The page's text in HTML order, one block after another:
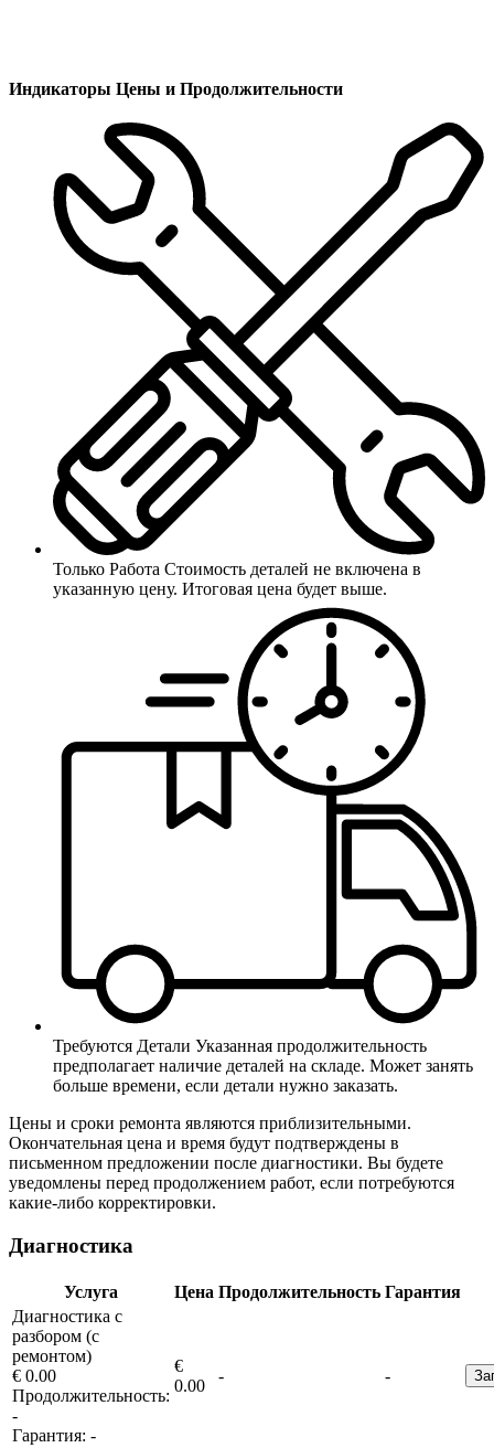
Индикаторы Цены и Продолжительности
Только Работа Стоимость деталей не включена в
указанную цену. Итоговая цена будет выше.
Требуются Детали Указанная продолжительность
предполагает наличие деталей на складе. Может занять
больше времени, если детали нужно заказать.
Цены и сроки ремонта являются приблизительными.
Окончательная цена и время будут подтверждены в
письменном предложении после диагностики. Вы будете
уведомлены перед продолжением работ, если потребуются
какие-либо корректировки.
Диагностика
Услуга Цена Продолжительность Гарантия
Диагностика с
разбором (с
ремонтом)
€ 0.00
Продолжительность:
-
Гарантия: -
€
0.00
- -